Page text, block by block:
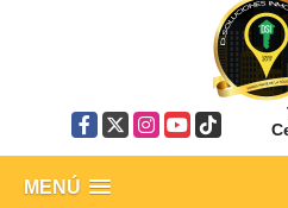
Facebook
X Instagram
YouTube
TikTok
MENÚ